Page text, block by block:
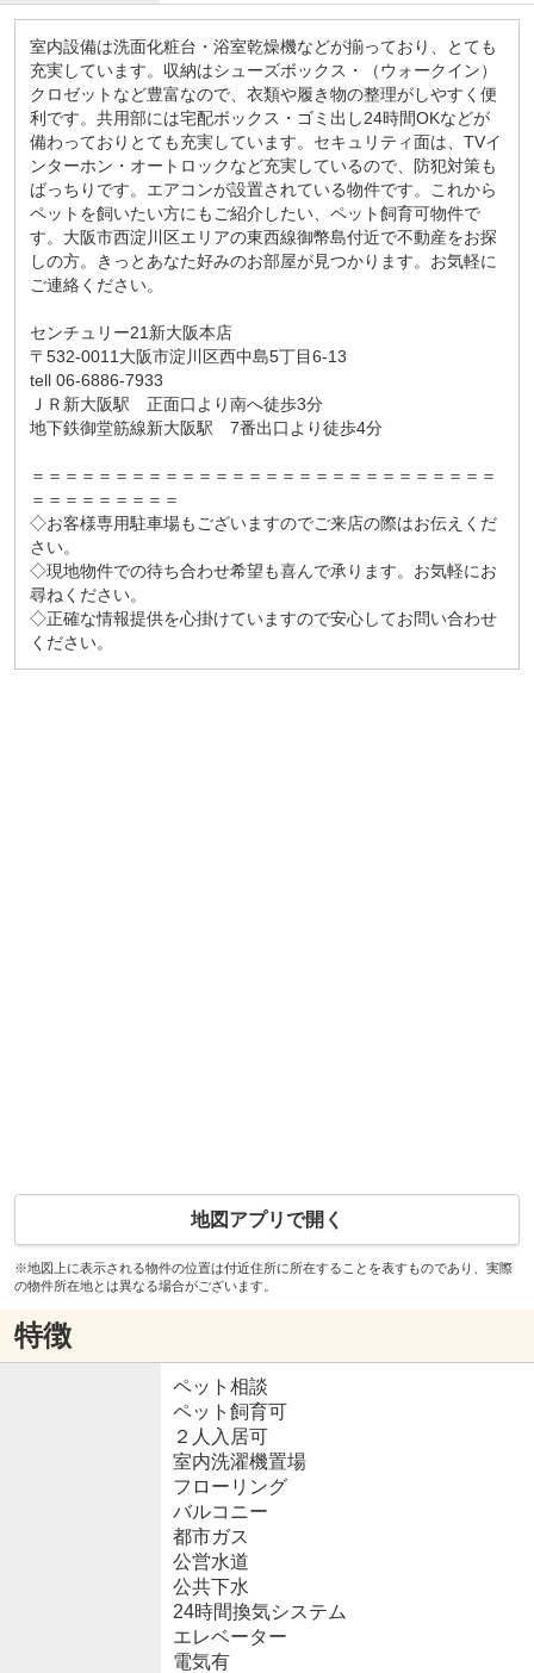
室内設備は洗面化粧台・浴室乾燥機などが揃っており、とても
充実しています。収納はシューズボックス・（ウォークイン）
クロゼットなど豊富なので、衣類や履き物の整理がしやすく便
利です。共用部には宅配ボックス・ゴミ出し24時間OKなどが
備わっておりとても充実しています。セキュリティ面は、TVイ
ンターホン・オートロックなど充実しているので、防犯対策も
ばっちりです。エアコンが設置されている物件です。これから
ペットを飼いたい方にもご紹介したい、ペット飼育可物件で
す。大阪市西淀川区エリアの東西線御幣島付近で不動産をお探
しの方。きっとあなた好みのお部屋が見つかります。お気軽に
ご連絡ください。
センチュリー21新大阪本店
〒532-0011大阪市淀川区西中島5丁目6-13
tell 06-6886-7933
ＪＲ新大阪駅 正面口より南へ徒歩3分
地下鉄御堂筋線新大阪駅 7番出口より徒歩4分
＝＝＝＝＝＝＝＝＝＝＝＝＝＝＝＝＝＝＝＝＝＝＝＝＝＝＝＝
＝＝＝＝＝＝＝＝＝
◇お客様専用駐車場もございますのでご来店の際はお伝えくだ
さい。
◇現地物件での待ち合わせ希望も喜んで承ります。お気軽にお
尋ねください。
◇正確な情報提供を心掛けていますので安心してお問い合わせ
ください。
地図アプリで開く
※地図上に表示される物件の位置は付近住所に所在することを表すものであり、実際
の物件所在地とは異なる場合がございます。
特徴
ペット相談
ペット飼育可
２人入居可
室内洗濯機置場
フローリング
バルコニー
都市ガス
公営水道
公共下水
24時間換気システム
エレベーター
電気有